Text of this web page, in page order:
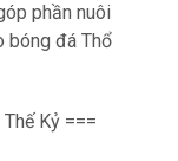
phần nuôi
bóng đá Thổ
Kỷ ===